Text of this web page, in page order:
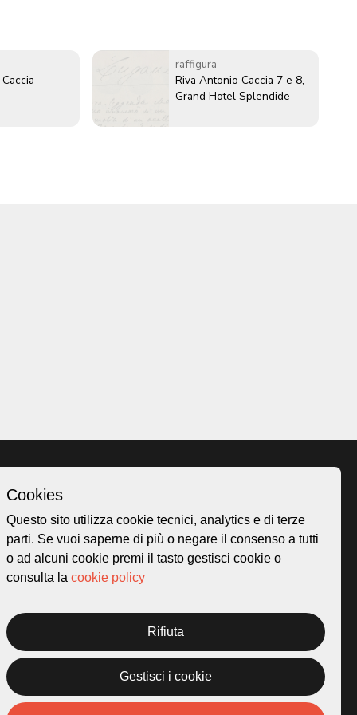
raffigura
Riva Antonio Caccia 7 e 8,
Grand Hotel Splendide
Privacy Policy
Homepage
Mappa
Storie
Cookies
Questo sito utilizza cookie tecnici, analytics e di terze
parti. Se vuoi saperne di più o negare il consenso a tutti
o ad alcuni cookie premi il tasto gestisci cookie o
consulta la cookie policy
Rifiuta
Gestisci i cookie